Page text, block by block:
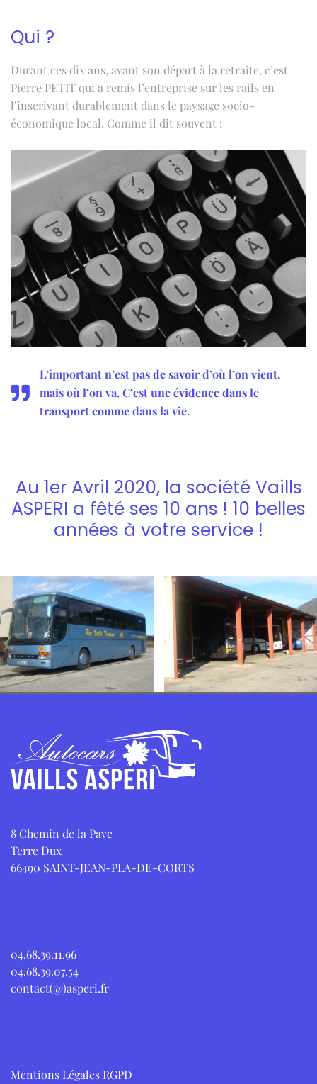
Qui ?
Durant ces dix ans, avant son départ à la retraite, c’est
Pierre PETIT qui a remis l’entreprise sur les rails en
l’inscrivant durablement dans le paysage socio-
économique local. Comme il dit souvent :
L’important n’est pas de savoir d’où l’on vient,
mais où l’on va. C’est une évidence dans le
transport comme dans la vie.
Au 1er Avril 2020, la société Vaills
ASPERI a fêté ses 10 ans ! 10 belles
années à votre service !
8 Chemin de la Pave
Terre Dux
66490 SAINT-JEAN-PLA-DE-CORTS
04.68.39.11.96
04.68.39.07.54
contact(@)asperi.fr
Mentions Légales RGPD